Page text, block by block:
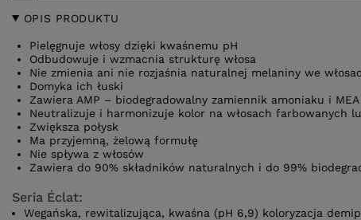
OPIS PRODUKTU
Pielęgnuje włosy dzięki kwaśnemu pH
Odbudowuje i wzmacnia strukturę włosa
Nie zmienia ani nie rozjaśnia naturalnej melaniny we
Domyka ich łuski
Zawiera AMP – biodegradowalny zamiennik amoniaku i MEA
Neutralizuje i harmonizuje kolor na włosach farbowanych
Zwiększa połysk
Ma przyjemną, żelową formułę
Nie spływa z włosów
Zawiera do 90% składników naturalnych i do 99%
Seria Éclat:
Wegańska, rewitalizująca, kwaśna (pH 6,9) koloryzacja